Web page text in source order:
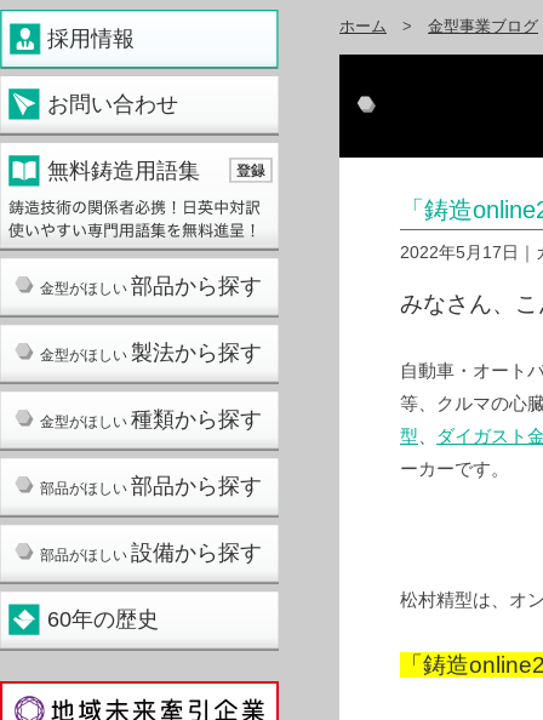
採用情報
お問い合わせ
無料鋳造用語集
金型がほしい 部品から探す
金型がほしい 製法から探す
金型がほしい 種類から探す
部品がほしい 部品から探す
部品がほしい 設備から探す
60年の歴史
ホーム > 金型事業ブログ
「鋳造
2022年5月17日｜
みなさん、
自動車・オート
等、クルマの心
型
ダイガスト
ーカーです。
松村精型は、オ
「鋳造